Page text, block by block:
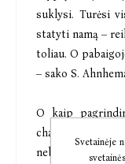
suklysi. Turėsi
statyti namą –
toliau. O
– sako S.
O kaip
charakteris nuo
Svetainėje